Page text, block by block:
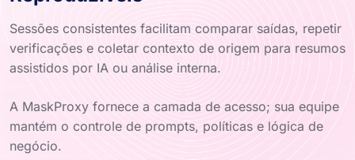
Sessões consistentes facilitam comparar saídas, repetir
verificações e coletar contexto de origem para resumos
assistidos por IA ou análise interna.
A MaskProxy fornece a camada de acesso; sua equipe
mantém o controle de prompts, políticas e lógica de
negócio.